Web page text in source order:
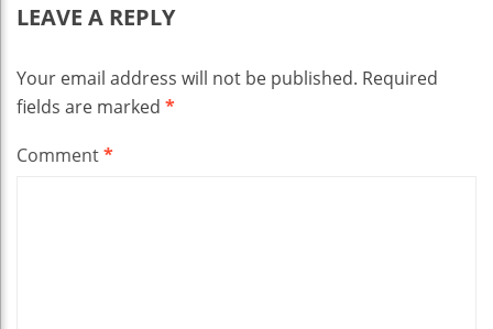
LEAVE A REPLY
Your email address will not be published. Required
fields are marked *
Comment*